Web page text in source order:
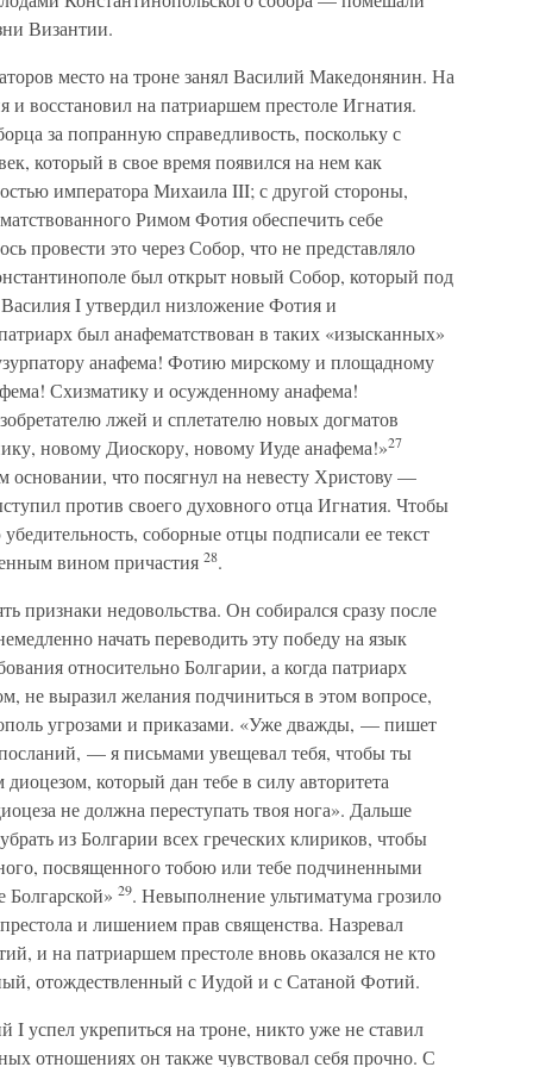
Византии.
место на троне занял Василий Македонянин. На
восстановил на патриаршем престоле Игнатия.
за попранную справедливость, поскольку с
который в свое время появился на нем как
императора Михаила III; с другой стороны,
Римом Фотия обеспечить себе
провести это через Собор, что не представляло
был открыт новый Собор, который под
I утвердил низложение Фотия и
был анафематствован в таких «изысканных»
анафема! Фотию мирскому и площадному
Схизматику и осужденному анафема!
лжей и сплетателю новых догматов
новому Диоскору, новому Иуде анафема!»27
что посягнул на невесту Христову —
против своего духовного отца Игнатия. Чтобы
соборные отцы подписали ее текст
вином причастия 28.
признаки недовольства. Он собирался сразу после
начать переводить эту победу на язык
относительно Болгарии, а когда патриарх
не выразил желания подчиниться в этом вопросе,
угрозами и приказами. «Уже дважды, — пишет
— я письмами увещевал тебя, чтобы ты
который дан тебе в силу авторитета
не должна переступать твоя нога». Дальше
из Болгарии всех греческих клириков, чтобы
посвященного тобою или тебе подчиненными
Болгарской» 29. Невыполнение ультиматума грозило
и лишением прав священства. Назревал
и на патриаршем престоле вновь оказался не кто
отождествленный с Иудой и с Сатаной Фотий.
успел укрепиться на троне, никто уже не ставил
отношениях он также чувствовал себя прочно. С